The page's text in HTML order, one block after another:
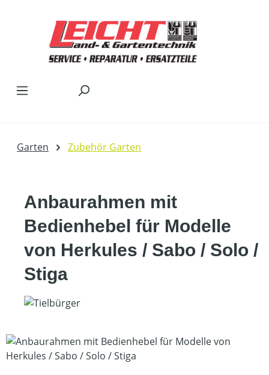
Garten Zubehör Garten
Anbaurahmen mit
Bedienhebel für Modelle
von Herkules / Sabo / Solo /
Stiga
Bildergalerie überspringen